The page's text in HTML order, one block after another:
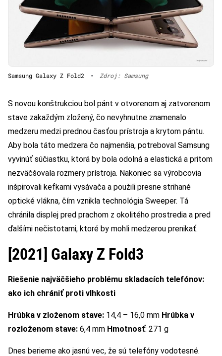
Samsung Galaxy Z Fold2 • Zdroj: Samsung
S novou konštrukciou bol pánt v otvorenom aj zatvorenom
stave zakaždým zložený, čo nevyhnutne znamenalo
medzeru medzi prednou časťou prístroja a krytom pántu.
Aby bola táto medzera čo najmenšia, potreboval Samsung
vyvinúť súčiastku, ktorá by bola odolná a elastická a pritom
nezväčšovala rozmery prístroja. Nakoniec sa výrobcovia
inšpirovali kefkami vysávača a použili presne strihané
optické vlákna, čím vznikla technológia Sweeper. Tá
chránila displej pred prachom z okolitého prostredia a pred
ďalšími nečistotami, ktoré by mohli medzerou prenikať.
[2021] Galaxy Z Fold3
Riešenie najväčšieho problému skladacích telefónov:
ako ich chrániť proti vlhkosti
Hrúbka v zloženom stave: 14,4 – 16,0 mm Hrúbka v
rozloženom stave: 6,4 mm Hmotnosť: 271 g
Dnes berieme ako jasnú vec, že ​​sú telefóny vodotesné.